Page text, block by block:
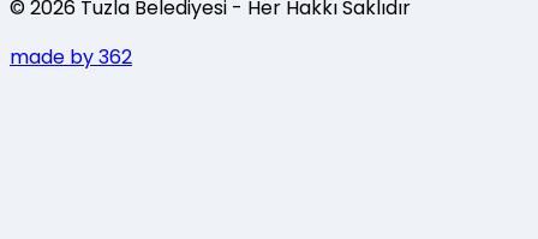
©2026 Tuzla Belediyesi - Her Hakkı Saklıdır
made by 362